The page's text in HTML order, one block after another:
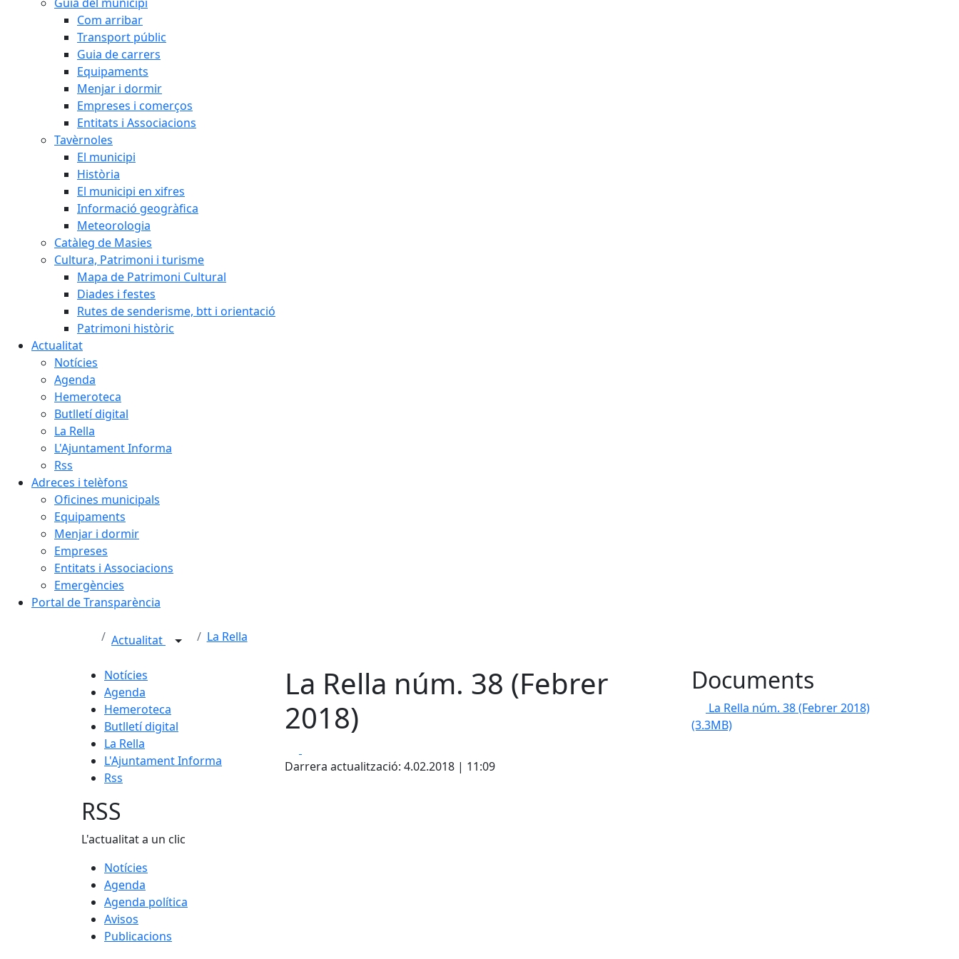
Com arribar
Transport públic
Guia de carrers
Equipaments
Menjar i dormir
Empreses i comerços
Entitats i Associacions
Tavèrnoles
El municipi
Història
El municipi en xifres
Informació geogràfica
Meteorologia
Catàleg de Masies
Cultura, Patrimoni i turisme
Mapa de Patrimoni Cultural
Diades i festes
Rutes de senderisme, btt i orientació
Patrimoni històric
Actualitat
Notícies
Agenda
Hemeroteca
Butlletí digital
La Rella
L'Ajuntament Informa
Rss
Adreces i telèfons
Oficines municipals
Equipaments
Menjar i dormir
Empreses
Entitats i Associacions
Emergències
Portal de Transparència
Actualitat La Rella
Notícies
Agenda
Hemeroteca
Butlletí digital
La Rella
L'Ajuntament Informa
Rss
La Rella núm. 38 (Febrer
2018)
Darrera actualització: 4.02.2018 | 11:09
Documents
La Rella núm. 38 (Febrer 2018)
(3.3MB)
RSS
L'actualitat a un clic
Notícies
Agenda
Agenda política
Avisos
Publicacions